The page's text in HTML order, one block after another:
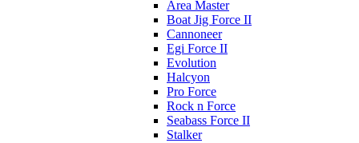
Area Master
Boat Jig Force II
Cannoneer
Egi Force II
Evolution
Halcyon
Pro Force
Rock n Force
Seabass Force II
Stalker